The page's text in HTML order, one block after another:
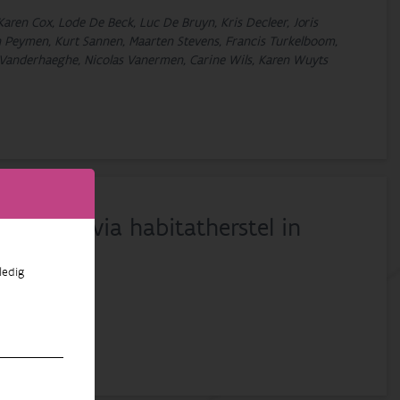
Cox, Lode De Beck, Luc De Bruyn, Kris Decleer, Joris
Kurt Sannen, Maarten Stevens, Francis Turkelboom,
Nicolas Vanermen, Carine Wils, Karen Wuyts
via habitatherstel in